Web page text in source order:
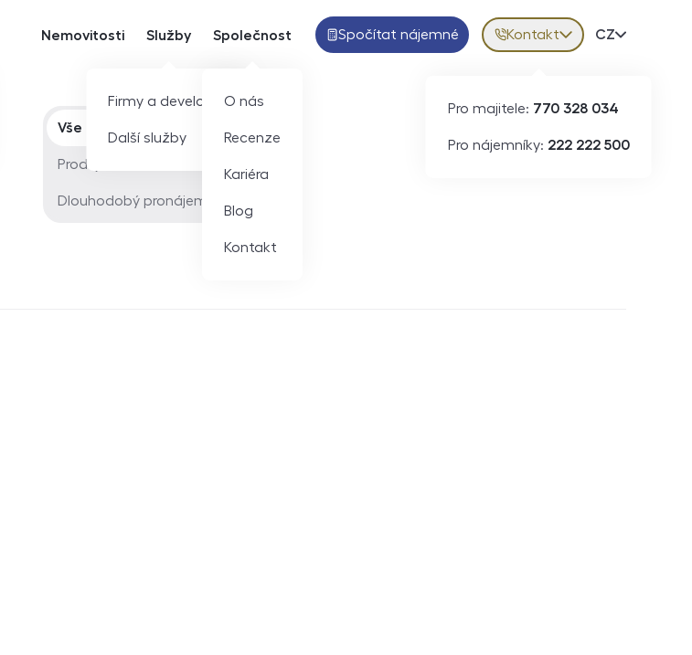
Nemovitosti Služby
Firmy a developeři
Další služby
Společnost
O nás
Recenze
Kariéra
Blog
Kontakt
Spočítat nájemné Kontakt
Pro majitele: 770 328 034
Pro nájemníky: 222 222 500
Volba
CZ
Typ nabídky
Vše
Prodej
Dlouhodobý pronájem